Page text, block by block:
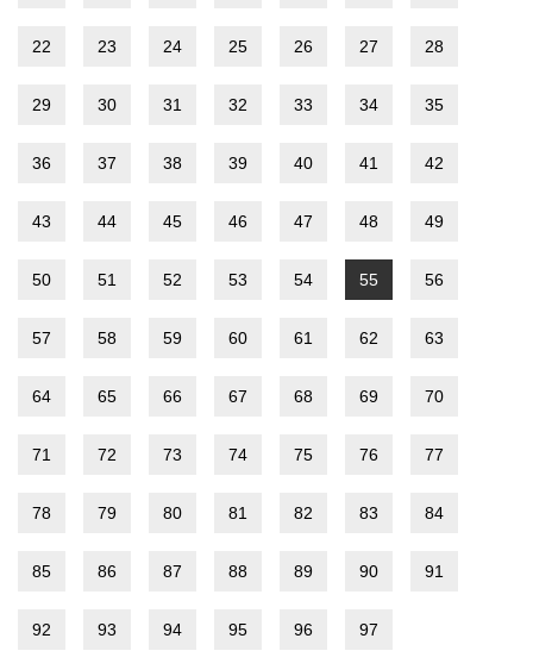
22 23 24 25 26 27 28
29 30 31 32 33 34 35
36 37 38 39 40 41 42
43 44 45 46 47 48 49
50 51 52 53 54 55 56
57 58 59 60 61 62 63
64 65 66 67 68 69 70
71 72 73 74 75 76 77
78 79 80 81 82 83 84
85 86 87 88 89 90 91
92 93 94 95 96 97